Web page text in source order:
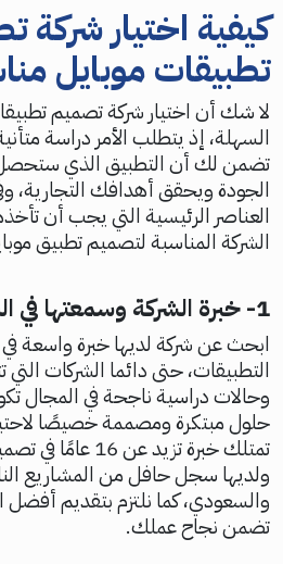
كيفية اختيار شركة
تطبيقات موبايل
لا شك أن اختيار شركة تصميم
السهلة، إذ يتطلب الأمر دراسة
تضمن لك أن التطبيق الذي
الجودة ويحقق أهدافك التجارية،
العناصر الرئيسية التي يجب أن
الشركة المناسبة لتصميم تطبيق
1- خبرة الشركة وسمعتها في السوق
ابحث عن شركة لديها خبرة واسعة
التطبيقات، حتى دائما الشركات
وحالات دراسية ناجحة في المجال
تمتلك خبرة تزيد
ولديها سجل حافل من المشاريع
والسعودي، كما نلتزم بتقديم
تضمن نجاح عملك.